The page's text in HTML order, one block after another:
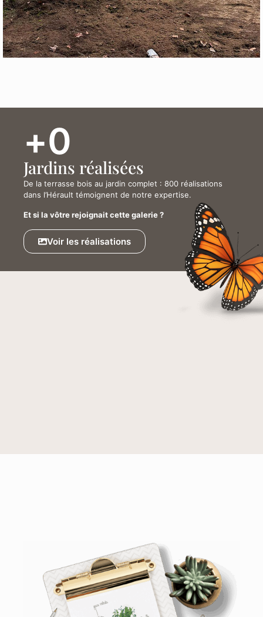
Jardins réalisées
+0
De la terrasse bois au jardin complet : 800 réalisations
dans l’Hérault témoignent de notre expertise.
Et si la vôtre rejoignait cette galerie ?
Voir les réalisations